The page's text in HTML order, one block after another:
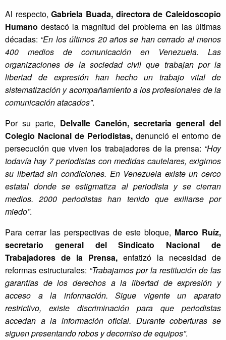
Al respecto,Gabriela Buada, directora de Caleidoscopio
Humano destacó la magnitud del problema en las últimas
décadas: “En los últimos 20 años se han cerrado al menos
400 medios de comunicación en Venezuela. Las
organizaciones de la sociedad civil que trabajan por la
libertad de expresión han hecho un trabajo vital de
sistematización y acompañamiento a los profesionales de la
comunicación atacados”.
Por su parte, Delvalle Canelón, secretaria general del
Colegio Nacional de Periodistas, denunció el entorno de
persecución que viven los trabajadores de la prensa: “Hoy
todavía hay 7 periodistas con medidas cautelares, exigimos
su libertad sin condiciones. En Venezuela existe un cerco
estatal donde se estigmatiza al periodista y se cierran
medios. 2000 periodistas han tenido que exiliarse por
miedo”.
Para cerrar las perspectivas de este bloque, Marco Ruíz,
secretario general del Sindicato Nacional de
Trabajadores de la Prensa, enfatizó la necesidad de
reformas estructurales: “Trabajamos por la restitución de las
garantías de los derechos a la libertad de expresión y
acceso a la información. Sigue vigente un aparato
restrictivo, existe discriminación para que periodistas
accedan a la información oficial. Durante coberturas se
siguen presentando robos y decomiso de equipos”.